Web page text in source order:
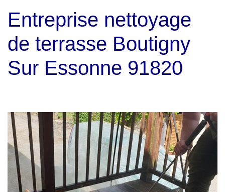
Entreprise nettoyage
de terrasse Boutigny
Sur Essonne 91820